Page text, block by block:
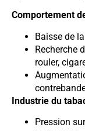
Comportement
Baisse de
Recherche
rouler,
Industrie du
Pression